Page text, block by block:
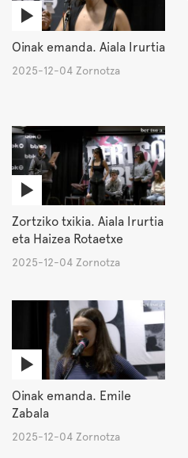
Oinak emanda. Aiala Irurtia
2025-12-04 Zornotza
Zortziko txikia. Aiala Irurtia
eta Haizea Rotaetxe
2025-12-04 Zornotza
Oinak emanda. Emile
Zabala
2025-12-04 Zornotza